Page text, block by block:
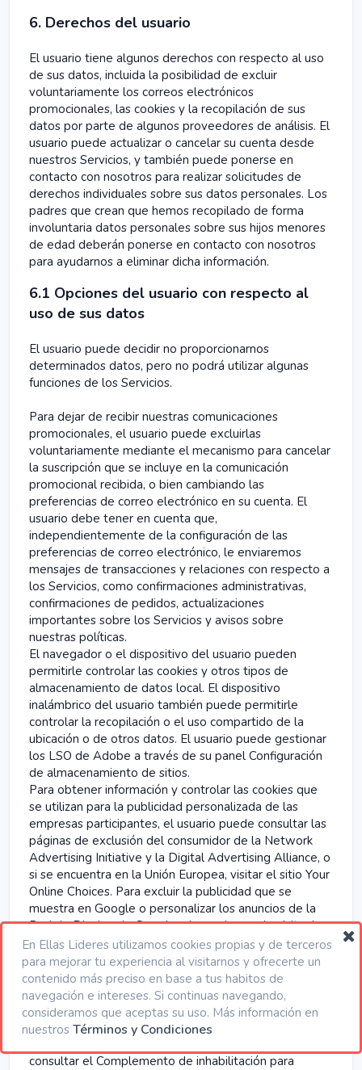
6. Derechos del usuario
El usuario tiene algunos derechos con respecto al uso
de sus datos, incluida la posibilidad de excluir
voluntariamente los correos electrónicos
promocionales, las cookies y la recopilación de sus
datos por parte de algunos proveedores de análisis. El
usuario puede actualizar o cancelar su cuenta desde
nuestros Servicios, y también puede ponerse en
contacto con nosotros para realizar solicitudes de
derechos individuales sobre sus datos personales. Los
padres que crean que hemos recopilado de forma
involuntaria datos personales sobre sus hijos menores
de edad deberán ponerse en contacto con nosotros
para ayudarnos a eliminar dicha información.
6.1 Opciones del usuario con respecto al
uso de sus datos
El usuario puede decidir no proporcionarnos
determinados datos, pero no podrá utilizar algunas
funciones de los Servicios.
Para dejar de recibir nuestras comunicaciones
promocionales, el usuario puede excluirlas
voluntariamente mediante el mecanismo para cancelar
la suscripción que se incluye en la comunicación
promocional recibida, o bien cambiando las
preferencias de correo electrónico en su cuenta. El
usuario debe tener en cuenta que,
independientemente de la configuración de las
preferencias de correo electrónico, le enviaremos
mensajes de transacciones y relaciones con respecto a
los Servicios, como confirmaciones administrativas,
confirmaciones de pedidos, actualizaciones
importantes sobre los Servicios y avisos sobre
nuestras políticas.
El navegador o el dispositivo del usuario pueden
permitirle controlar las cookies y otros tipos de
almacenamiento de datos local. El dispositivo
inalámbrico del usuario también puede permitirle
controlar la recopilación o el uso compartido de la
ubicación o de otros datos. El usuario puede gestionar
los LSO de Adobe a través de su panel Configuración
de almacenamiento de sitios.
Para obtener información y controlar las cookies que
se utilizan para la publicidad personalizada de las
empresas participantes, el usuario puede consultar las
páginas de exclusión del consumidor de la Network
Advertising Initiative y la Digital Advertising Alliance, o
si se encuentra en la Unión Europea, visitar el sitio Your
Online Choices. Para excluir la publicidad que se
muestra en Google o personalizar los anuncios de la
Red de Display de Google, el usuario puede visitar la
página Configuración de anuncios de Google. Para
excluir los anuncios específicos de Taboola, el usuario
puede consultar el enlace de exclusión voluntaria en su
Política de cookies.
Para dejar de permitir que Google Analytics, Hotjar,
Mixpanel, ZoomInfo o Clearbit utilicen sus datos para
consultar el Complemento de inhabilitación para
En Ellas Lideres utilizamos cookies propias y de terceros
para mejorar tu experiencia al visitarnos y ofrecerte un
contenido más preciso en base a tus habitos de
navegación e intereses. Si continuas navegando,
consideramos que aceptas su uso. Más información en
nuestros Términos y Condiciones